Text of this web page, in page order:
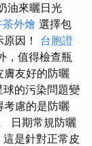
油來曬日光
外燴 選擇包
因！ 台胞證
，值得檢查瓶
膚友好的防曬
的污染問題變
考慮的是防曬
日期常規防曬
是針對正常皮